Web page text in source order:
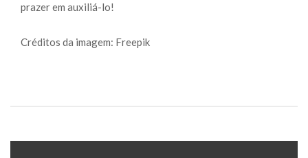
prazer em auxiliá-lo!
Créditos da imagem: Freepik